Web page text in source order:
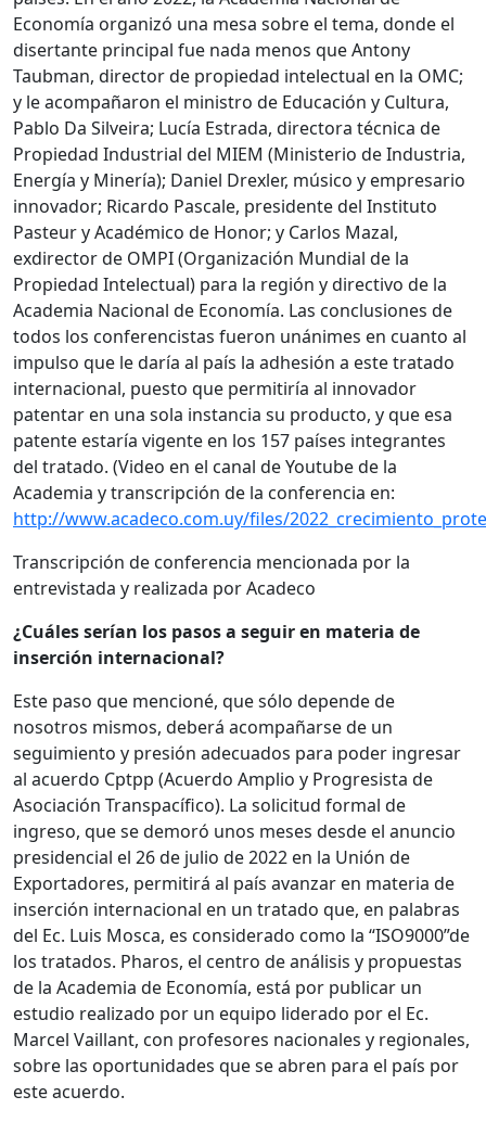
Economía organizó una mesa sobre el tema, donde el
disertante principal fue nada menos que Antony
Taubman, director de propiedad intelectual en la OMC;
y le acompañaron el ministro de Educación y Cultura,
Pablo Da Silveira; Lucía Estrada, directora técnica de
Propiedad Industrial del MIEM (Ministerio de Industria,
Energía y Minería); Daniel Drexler, músico y empresario
innovador; Ricardo Pascale, presidente del Instituto
Pasteur y Académico de Honor; y Carlos Mazal,
exdirector de OMPI (Organización Mundial de la
Propiedad Intelectual) para la región y directivo de la
Academia Nacional de Economía. Las conclusiones de
todos los conferencistas fueron unánimes en cuanto al
impulso que le daría al país la adhesión a este tratado
internacional, puesto que permitiría al innovador
patentar en una sola instancia su producto, y que esa
patente estaría vigente en los 157 países integrantes
del tratado. (Video en el canal de Youtube de la
Academia y transcripción de la conferencia en:
http://www.acadeco.com.uy/files/
Transcripción de conferencia mencionada por la
entrevistada y realizada por Acadeco
¿Cuáles serían los pasos a seguir en materia de
inserción internacional?
Este paso que mencioné, que sólo depende de
nosotros mismos, deberá acompañarse de un
seguimiento y presión adecuados para poder ingresar
al acuerdo Cptpp (Acuerdo Amplio y Progresista de
Asociación Transpacífico). La solicitud formal de
ingreso, que se demoró unos meses desde el anuncio
presidencial el 26 de julio de 2022 en la Unión de
Exportadores, permitirá al país avanzar en materia de
inserción internacional en un tratado que, en palabras
del Ec. Luis Mosca, es considerado como la “ISO9000”de
los tratados. Pharos, el centro de análisis y propuestas
de la Academia de Economía, está por publicar un
estudio realizado por un equipo liderado por el Ec.
Marcel Vaillant, con profesores nacionales y regionales,
sobre las oportunidades que se abren para el país por
este acuerdo.